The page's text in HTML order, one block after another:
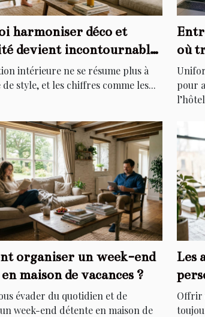
harmoniser déco et
devient incontournable
intérieure ne se résume plus à
style, et les chiffres comme les...
où
pour
organiser un week-end
maison de vacances ?
évader du quotidien et de
week-end détente en maison de
Les
Offrir